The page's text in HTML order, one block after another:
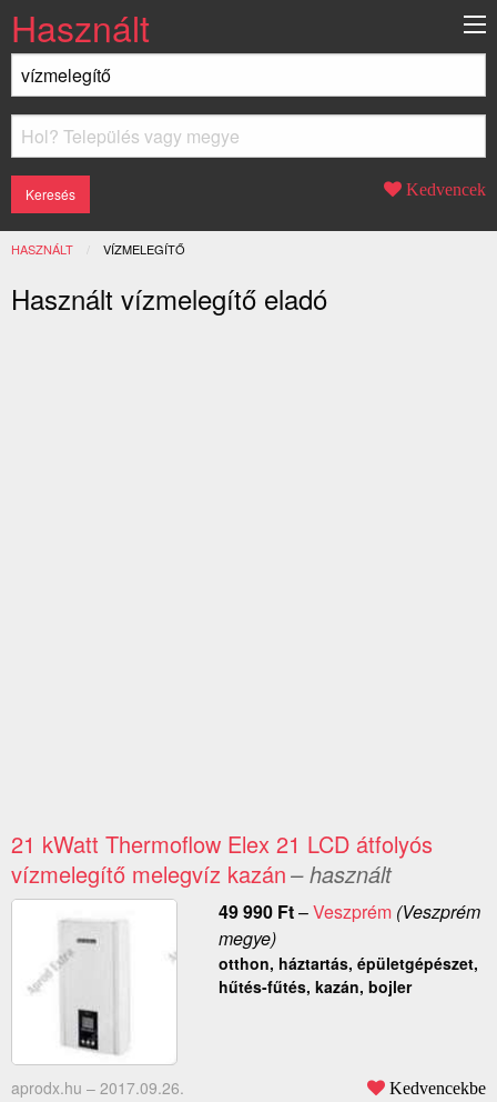
Használt
Kedvencek
HASZNÁLT JELENLEGI:
VÍZMELEGÍTŐ
Használt vízmelegítő eladó
21 kWatt Thermoflow Elex 21 LCD átfolyós
vízmelegítő melegvíz kazán– használt
49 990 Ft–Veszprém(Veszprém
megye)
otthon, háztartás, épületgépészet,
hűtés-fűtés, kazán, bojler
aprodx.hu – 2017.09.26. Kedvencekbe